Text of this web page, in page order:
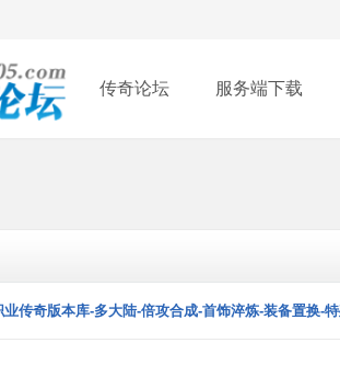
传奇论坛 服务端下载
传奇版本库-多大陆-倍攻合成-首饰淬炼-装备置换-